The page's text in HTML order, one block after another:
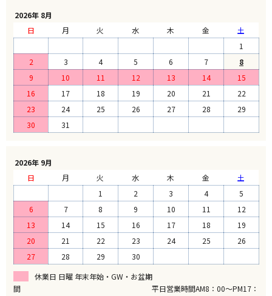
2026年 8月
日
月 火 水 木 金
土
1
2
3 4 5 6 7
8
9
10 11 12 13 14
15
16
17 18 19 20 21
22
23
24 25 26 27 28
29
30
31
2026年 9月
日
月 火 水 木 金
土
1
2 3 4
5
6
7 8 9 10 11
12
13
14 15 16 17 18
19
20
21 22 23 24 25
26
27
28 29
30
休業日 日曜 年末年始・GW・お盆期
間 平日営業時間AM8：00～PM17：